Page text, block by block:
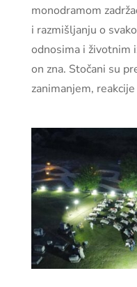
monodramom
i razmišljanju o
odnosima i životnim
on zna. Stočani su
zanimanjem,